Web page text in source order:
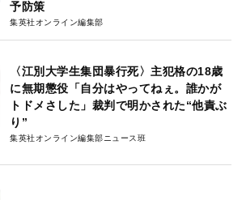
予防策
集英社オンライン編集部
〈江別大学生集団暴行死〉主犯格の18歳
に無期懲役「自分はやってねぇ。誰かが
トドメさした」裁判で明かされた“他責ぶ
り”
集英社オンライン編集部ニュース班